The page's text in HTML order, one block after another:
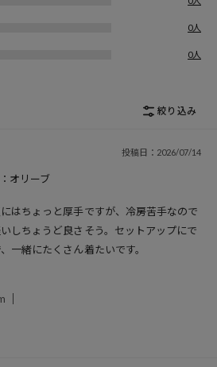
0人
0人
絞り込み
投稿日：2026/07/14
オリーブ
はちょっと厚手ですが、冷房苦手なので
しちょうど良さそう。セットアップにで
一緒にたくさん着たいです。